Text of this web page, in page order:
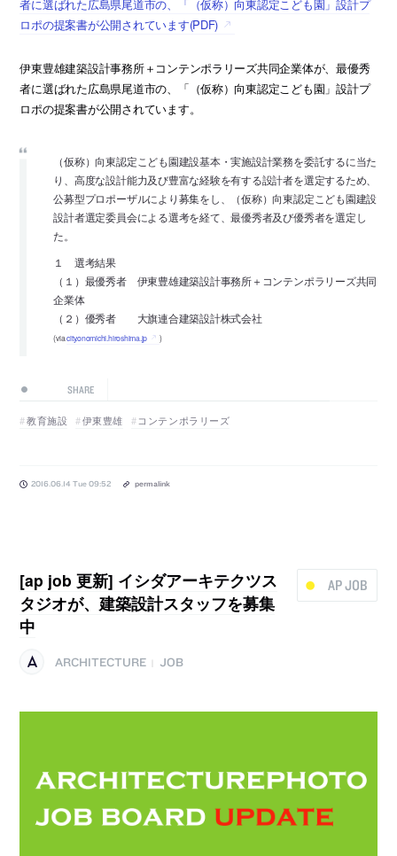
者に選ばれた広島県尾道市の、「（仮称）向東認定こども園」設計プ
ロポの提案書が公開されています(PDF)
伊東豊雄建築設計事務所＋コンテンポラリーズ共同企業体が、最優秀
者に選ばれた広島県尾道市の、「（仮称）向東認定こども園」設計プ
ロポの提案書が公開されています。
（仮称）向東認定こども園建設基本・実施設計業務を委託するに当た
り、高度な設計能力及び豊富な経験を有する設計者を選定するため、
公募型プロポーザルにより募集をし、（仮称）向東認定こども園建設
設計者選定委員会による選考を経て、最優秀者及び優秀者を選定し
た。
１ 選考結果
（１）最優秀者 伊東豊雄建築設計事務所＋コンテンポラリーズ共同
企業体
（２）優秀者 大旗連合建築設計株式会社
(viacity.onomichi.hiroshima.jp )
SHARE
教育施設 伊東豊雄 コンテンポラリーズ
2016.06.14 Tue 09:52 permalink
AP JOB
[ap job 更新] イシダアーキテクツス
タジオが、建築設計スタッフを募集
中
ARCHITECTURE JOB